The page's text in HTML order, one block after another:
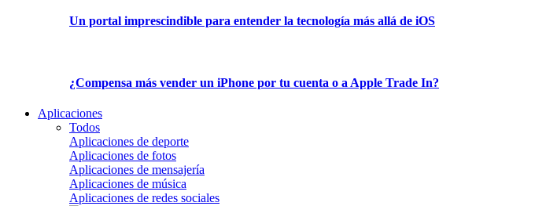
Un portal imprescindible para entender la tecnología más allá de iOS
¿Compensa más vender un iPhone por tu cuenta o a Apple Trade In?
Aplicaciones
Todos
Aplicaciones de deporte
Aplicaciones de fotos
Aplicaciones de mensajería
Aplicaciones de música
Aplicaciones de redes sociales